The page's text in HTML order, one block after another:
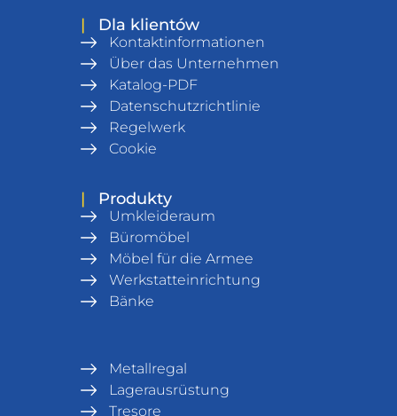
| Dla klientów
Kontaktinformationen
Über das Unternehmen
Katalog-PDF
Datenschutzrichtlinie
Regelwerk
Cookie
| Produkty
Umkleideraum
Büromöbel
Möbel für die Armee
Werkstatteinrichtung
Bänke
Metallregal
Lagerausrüstung
Tresore